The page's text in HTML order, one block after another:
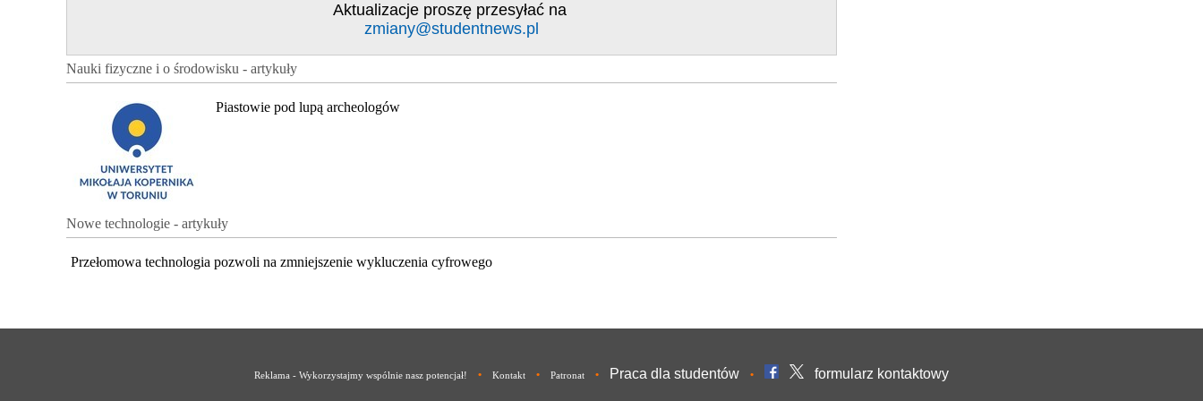
Aktualizacje proszę przesyłać na
zmiany@studentnews.pl
Nauki fizyczne i o środowisku - artykuły
Piastowie pod lupą archeologów
Nowe technologie - artykuły
Przełomowa technologia pozwoli na zmniejszenie wykluczenia cyfrowego
Reklama - Wykorzystajmy wspólnie nasz potencjał! • Kontakt • Patronat • Praca dla studentów • formularz kontaktowy